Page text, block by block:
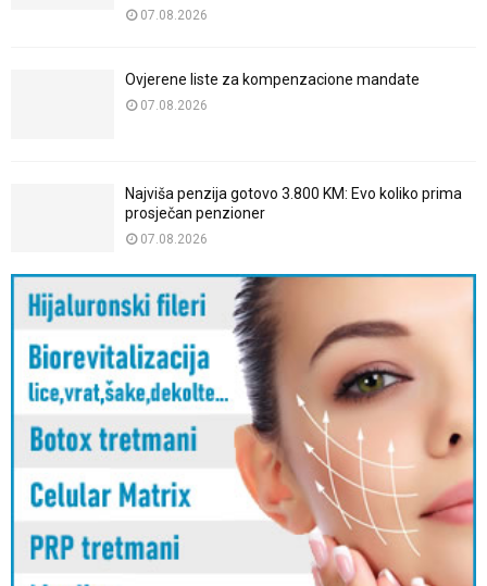
07.08.2026
Ovjerene liste za kompenzacione mandate
07.08.2026
Najviša penzija gotovo 3.800 KM: Evo koliko prima
prosječan penzioner
07.08.2026